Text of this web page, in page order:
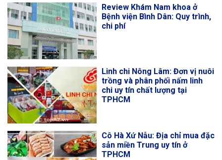
Review Khám Nam khoa ở
Bệnh viện Bình Dân: Quy trình,
chi phí
Linh chi Nông Lâm: Đơn vị nuôi
trồng và phân phối nấm linh
chi uy tín chất lượng tại
TPHCM
Cô Hà Xứ Nẫu: Địa chỉ mua đặc
sản miền Trung uy tín ở
TPHCM